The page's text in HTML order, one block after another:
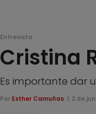
Entrevista
Cristina
Es importante dar
Por Esther Camuñas 2 de